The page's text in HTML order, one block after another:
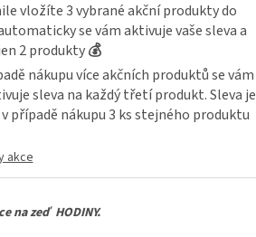
vložíte 3 vybrané akční produkty do
se vám aktivuje vaše sleva a
2 produkty💰
nákupu více akčních produktů se vám
sleva na každý třetí produkt. Sleva je
případě nákupu 3 ks stejného produktu
akce
na zeď HODINY.